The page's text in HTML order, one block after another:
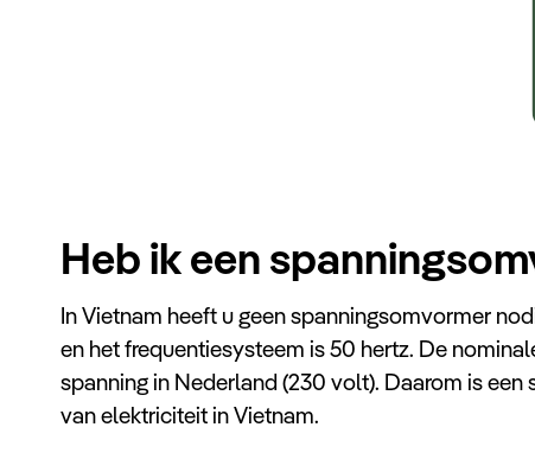
Heb ik een
In Vietnam heeft u geen spanningsomvormer
en het frequentiesysteem is 50 hertz. De
spanning in Nederland (230 volt). Daarom is
van elektriciteit in Vietnam.